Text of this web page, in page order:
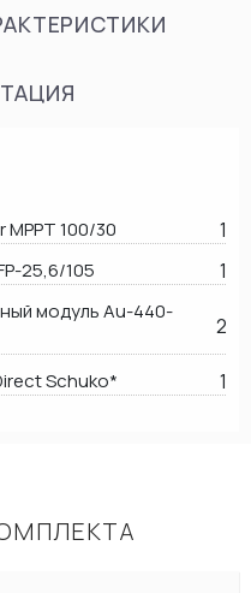
100/30 1
25,6/105 1
модуль Au-440-
2
Schuko* 1